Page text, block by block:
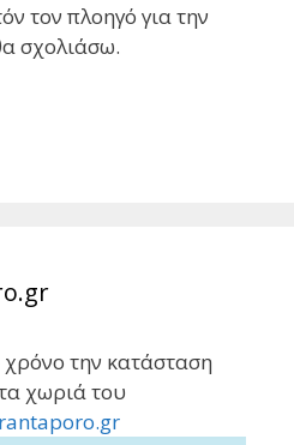
τον πλοηγό για την
σχολιάσω.
χρόνο την κατάσταση
χωριά του